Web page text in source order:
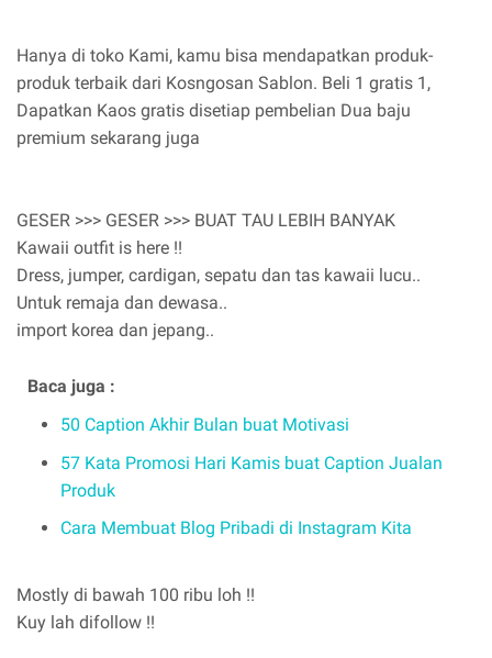
Hanya di toko Kami, kamu bisa mendapatkan produk-
produk terbaik dari Kosngosan Sablon. Beli 1 gratis 1,
Dapatkan Kaos gratis disetiap pembelian Dua baju
premium sekarang juga
GESER >>> GESER >>> BUAT TAU LEBIH BANYAK
Kawaii outfit is here !!
Dress, jumper, cardigan, sepatu dan tas kawaii lucu..
Untuk remaja dan dewasa..
import korea dan jepang..
Baca juga :
50 Caption Akhir Bulan buat Motivasi
57 Kata Promosi Hari Kamis buat Caption Jualan
Produk
Cara Membuat Blog Pribadi di Instagram Kita
Mostly di bawah 100 ribu loh !!
Kuy lah difollow !!